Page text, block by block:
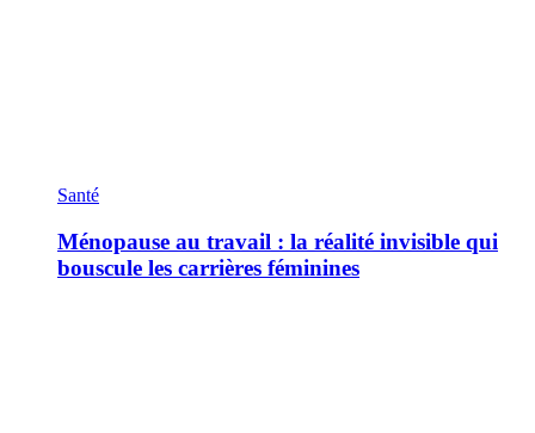
Santé
Ménopause au travail : la réalité invisible qui
bouscule les carrières féminines